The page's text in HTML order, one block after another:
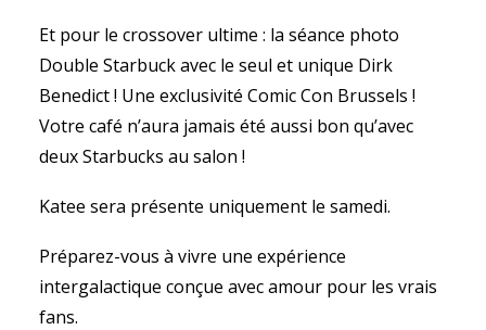
Et pour le crossover ultime : la séance photo
Double Starbuck avec le seul et unique Dirk
Benedict ! Une exclusivité Comic Con Brussels !
Votre café n’aura jamais été aussi bon qu’avec
deux Starbucks au salon !
Katee sera présente uniquement le samedi.
Préparez-vous à vivre une expérience
intergalactique conçue avec amour pour les vrais
fans. ️